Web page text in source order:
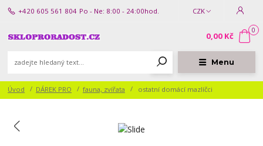
Menu
CZK
+420 605 561 804 Po - Ne: 8:00 - 24:00hod.
0
0,00 Kč
Úvod DÁREK PRO fauna, zvířata ostatní domácí mazlíčci